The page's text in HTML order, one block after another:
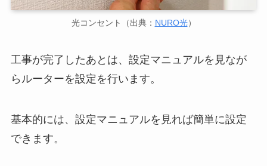
光コンセント（出典： NURO光）
工事が完了したあとは、設定マニュアルを見なが
らルーターを設定を行います。
基本的には、設定マニュアルを見れば簡単に設定
できます。